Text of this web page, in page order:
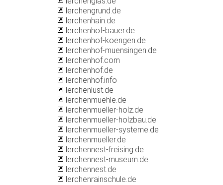
lerchengrund.de
lerchenhain.de
lerchenhof-bauer.de
lerchenhof-koengen.de
lerchenhof-muensingen.de
lerchenhof.com
lerchenhof.de
lerchenhof.info
lerchenlust.de
lerchenmuehle.de
lerchenmueller-holz.de
lerchenmueller-holzbau.de
lerchenmueller-systeme.de
lerchenmueller.de
lerchennest-freising.de
lerchennest-museum.de
lerchennest.de
lerchenrainschule.de